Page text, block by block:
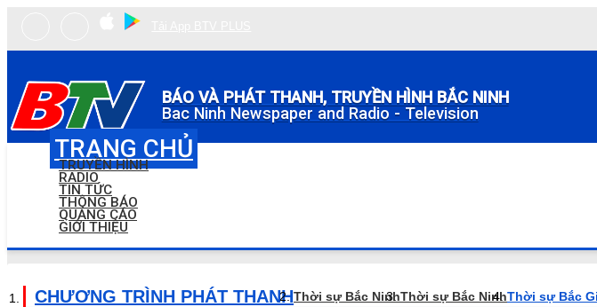
BÁO VÀ PHÁT THANH, TRUYỀN HÌNH BẮC NINH
Bac Ninh Newspaper and Radio - Television
TRANG CHỦ
TRUYỀN HÌNH
RADIO
TIN TỨC
THÔNG BÁO
QUẢNG CÁO
GIỚI THIỆU
CHƯƠNG TRÌNH PHÁT THANHThời sự Bắc NinhThời sự Bắc NinhThời sự Bắc